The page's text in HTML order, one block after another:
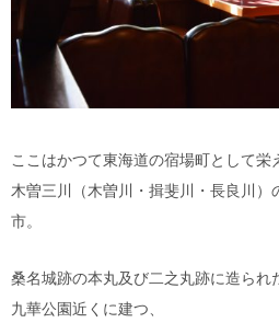
ここはかつて東海道の宿場町として栄
木曽三川（木曽川・揖斐川・長良川）
市。
桑名城跡の本丸及び二之丸跡に造られ
九華公園近くに建つ、